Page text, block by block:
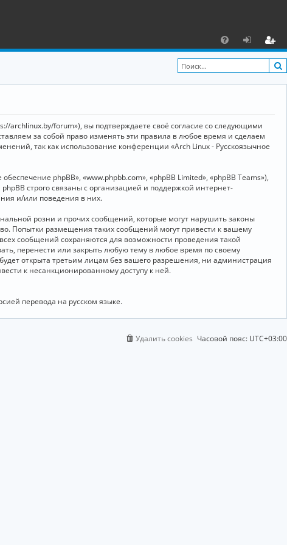
F
A
х
о
ег
и
ц
archlinux.by/forum»), вы подтверждаете своё согласие со следующими
за собой право изменять эти правила в любое время и сделаем
так как использование конференции «Arch Linux - Русскоязычное
phpBB», «www.phpbb.com», «phpBB Limited», «phpBB Teams»),
строго связаны с организацией и поддержкой интернет-
и/или поведения в них.
розни и прочих сообщений, которые могут нарушить законы
Попытки размещения таких сообщений могут привести к вашему
сообщений сохраняются для возможности проведения такой
перенести или закрыть любую тему в любое время по своему
открыта третьим лицам без вашего разрешения, ни администрация
к несанкционированному доступу к ней.
перевода на русском языке.
Часовой пояс: UTC+03:00
Удалить cookies